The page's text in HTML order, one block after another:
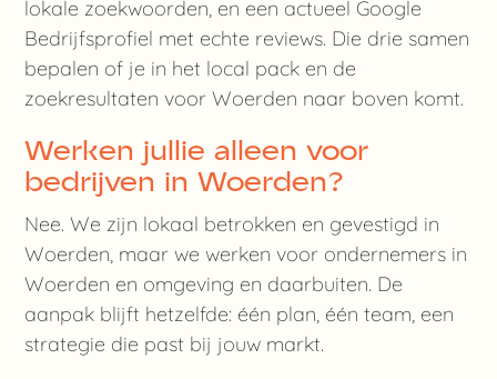
lokale zoekwoorden, en een actueel Google
Bedrijfsprofiel met echte reviews. Die drie samen
bepalen of je in het local pack en de
zoekresultaten voor Woerden naar boven komt.
Werken jullie alleen voor
bedrijven in Woerden?
Nee. We zijn lokaal betrokken en gevestigd in
Woerden, maar we werken voor ondernemers in
Woerden en omgeving en daarbuiten. De
aanpak blijft hetzelfde: één plan, één team, een
strategie die past bij jouw markt.